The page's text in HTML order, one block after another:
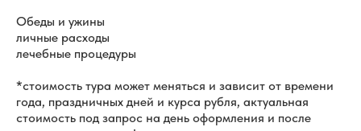
Обеды и ужины
личные расходы
лечебные процедуры
*стоимость тура может меняться и зависит от времени
года, праздничных дней и курса рубля, актуальная
стоимость под запрос на день оформления и после